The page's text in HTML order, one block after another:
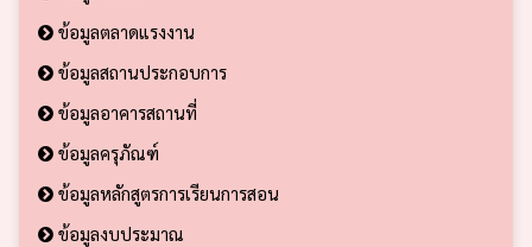
ข้อมูลตลาดแรงงาน
ข้อมูลสถานประกอบการ
ข้อมูลอาคารสถานที่
ข้อมูลครุภัณฑ์
ข้อมูลหลักสูตรการเรียนการสอน
ข้อมูลงบประมาณ